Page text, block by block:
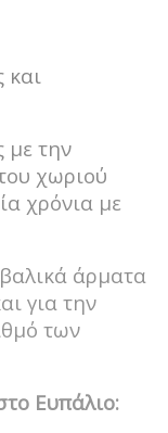
και
με την
χωριού
χρόνια με
άρματα
για την
των
Ευπάλιο: